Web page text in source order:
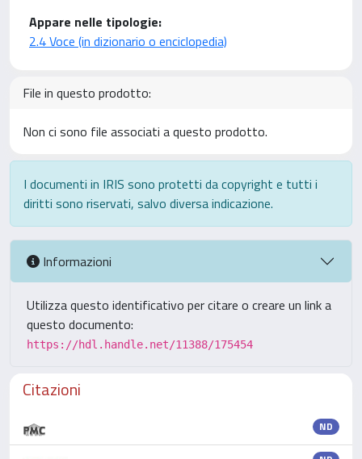
Appare nelle tipologie:
2.4 Voce (in dizionario o enciclopedia)
File in questo prodotto:
Non ci sono file associati a questo prodotto.
I documenti in IRIS sono protetti da copyright e tutti i
diritti sono riservati, salvo diversa indicazione.
Informazioni
Utilizza questo identificativo per citare o creare un link a
questo documento:
https://hdl.handle.net/11388/175454
Citazioni
ND